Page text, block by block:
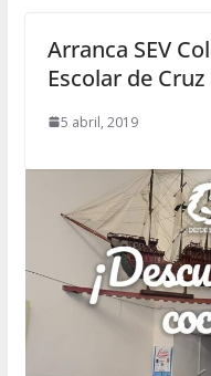
Arranca SEV
Escolar de
5 abril, 2019